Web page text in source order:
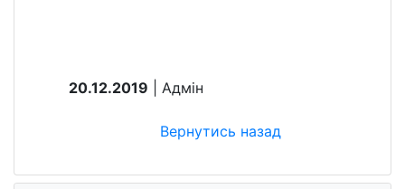
20.12.2019 | Aдмін
Вернутись назад